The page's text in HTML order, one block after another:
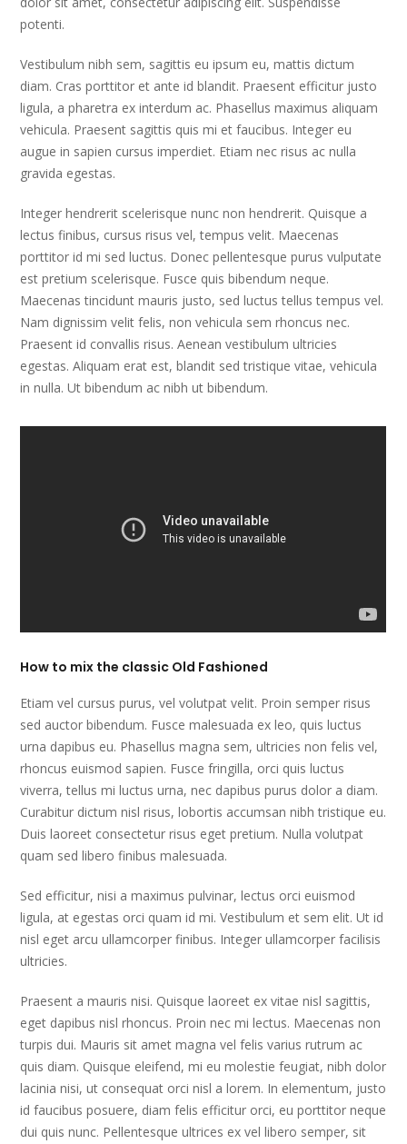
potenti.
Vestibulum nibh sem, sagittis eu ipsum eu, mattis dictum
diam. Cras porttitor et ante id blandit. Praesent efficitur justo
ligula, a pharetra ex interdum ac. Phasellus maximus aliquam
vehicula. Praesent sagittis quis mi et faucibus. Integer eu
augue in sapien cursus imperdiet. Etiam nec risus ac nulla
gravida egestas.
Integer hendrerit scelerisque nunc non hendrerit. Quisque a
lectus finibus, cursus risus vel, tempus velit. Maecenas
porttitor id mi sed luctus. Donec pellentesque purus vulputate
est pretium scelerisque. Fusce quis bibendum neque.
Maecenas tincidunt mauris justo, sed luctus tellus tempus vel.
Nam dignissim velit felis, non vehicula sem rhoncus nec.
Praesent id convallis risus. Aenean vestibulum ultricies
egestas. Aliquam erat est, blandit sed tristique vitae, vehicula
in nulla. Ut bibendum ac nibh ut bibendum.
How to mix the classic Old Fashioned
Etiam vel cursus purus, vel volutpat velit. Proin semper risus
sed auctor bibendum. Fusce malesuada ex leo, quis luctus
urna dapibus eu. Phasellus magna sem, ultricies non felis vel,
rhoncus euismod sapien. Fusce fringilla, orci quis luctus
viverra, tellus mi luctus urna, nec dapibus purus dolor a diam.
Curabitur dictum nisl risus, lobortis accumsan nibh tristique eu.
Duis laoreet consectetur risus eget pretium. Nulla volutpat
quam sed libero finibus malesuada.
Sed efficitur, nisi a maximus pulvinar, lectus orci euismod
ligula, at egestas orci quam id mi. Vestibulum et sem elit. Ut id
nisl eget arcu ullamcorper finibus. Integer ullamcorper facilisis
ultricies.
Praesent a mauris nisi. Quisque laoreet ex vitae nisl sagittis,
eget dapibus nisl rhoncus. Proin nec mi lectus. Maecenas non
turpis dui. Mauris sit amet magna vel felis varius rutrum ac
quis diam. Quisque eleifend, mi eu molestie feugiat, nibh dolor
lacinia nisi, ut consequat orci nisl a lorem. In elementum, justo
id faucibus posuere, diam felis efficitur orci, eu porttitor neque
dui quis nunc. Pellentesque ultrices ex vel libero semper, sit